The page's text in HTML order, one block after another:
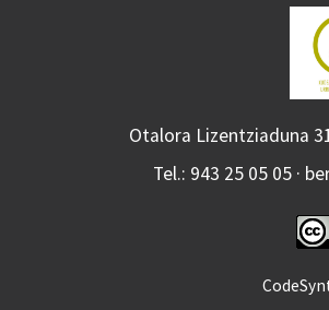
Otalora Lizentziaduna
Tel.: 943 25 05 05 ·